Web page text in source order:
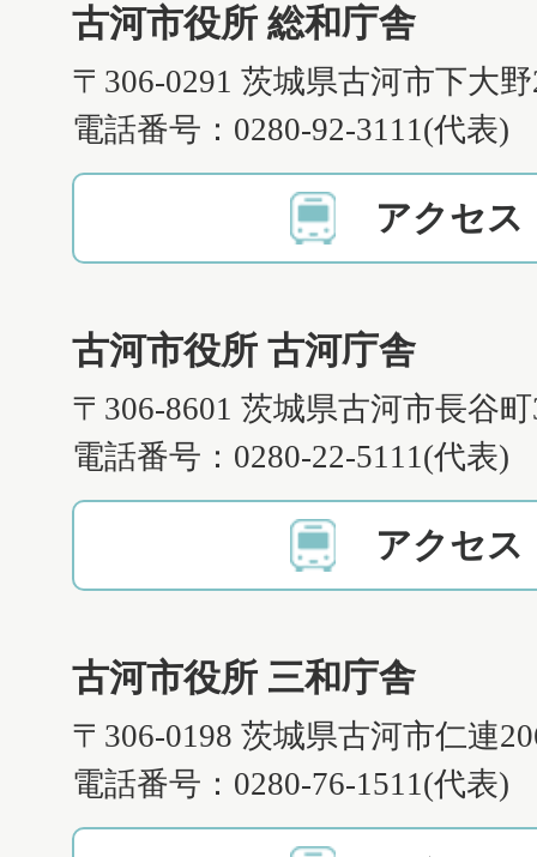
古河市役所 総和庁舎
〒306-0291 茨城県古河市下大
電話番号：0280-92-3111(代表)
アクセス
古河市役所 古河庁舎
〒306-8601 茨城県古河市長谷
電話番号：0280-22-5111(代表)
アクセス
古河市役所 三和庁舎
〒306-0198 茨城県古河市仁連
電話番号：0280-76-1511(代表)